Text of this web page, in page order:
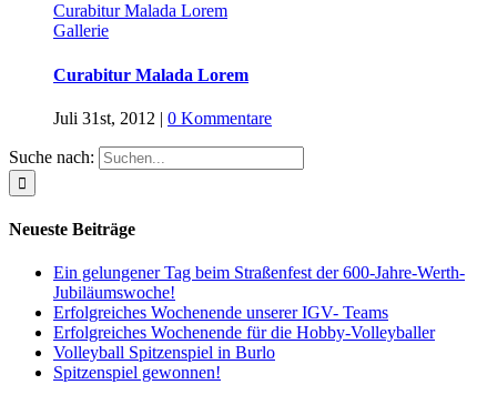
Curabitur Malada Lorem
Gallerie
Curabitur Malada Lorem
Juli 31st, 2012 | 0 Kommentare
Suche nach:
Neueste Beiträge
Ein gelungener Tag beim Straßenfest der 600-Jahre-Werth-
Jubiläumswoche!
Erfolgreiches Wochenende unserer IGV- Teams
Erfolgreiches Wochenende für die Hobby-Volleyballer
Volleyball Spitzenspiel in Burlo
Spitzenspiel gewonnen!